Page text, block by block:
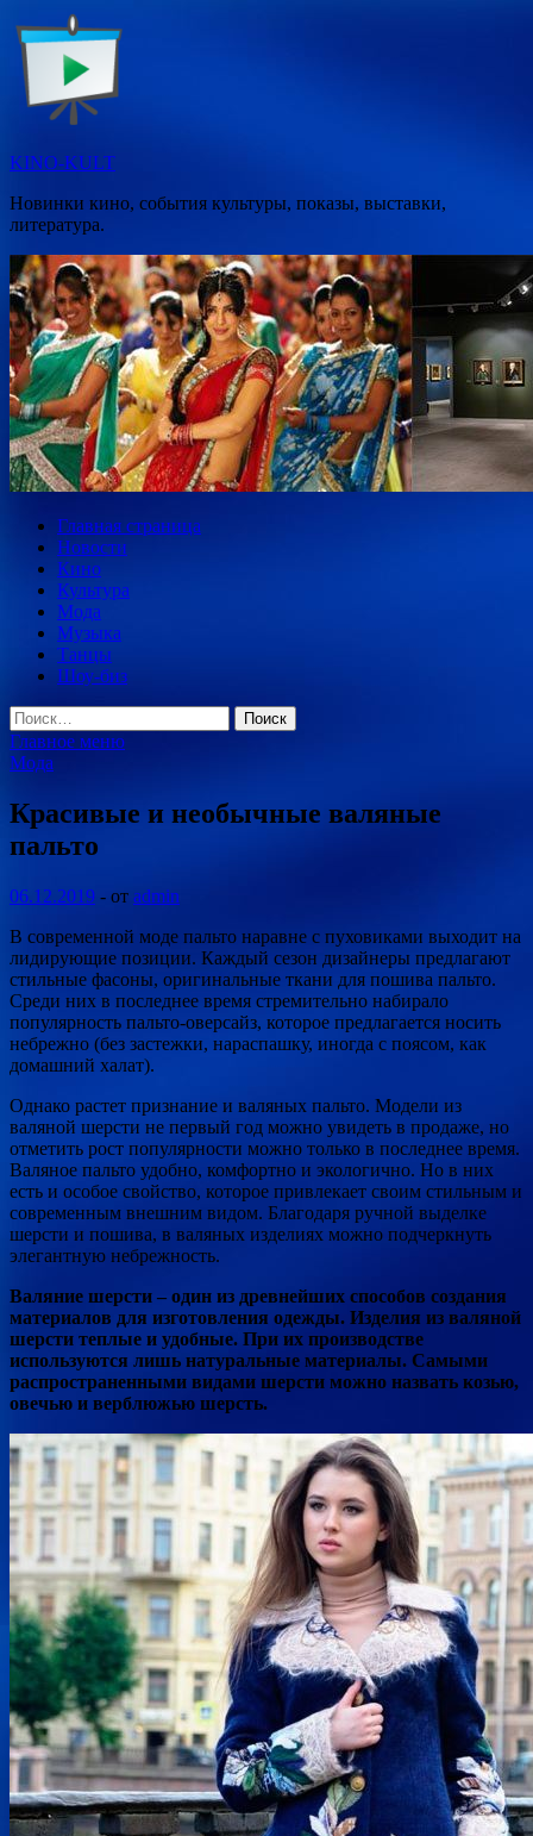
Перейти
к
содержимому
KINO-KULT
Новинки кино, события культуры, показы, выставки,
литература.
Главная страница
Новости
Кино
Культура
Мода
Музыка
Танцы
Шоу-биз
Найти:
Главное меню
Мода
Красивые и необычные валяные
пальто
06.12.2019 - от admin
В современной моде пальто наравне с пуховиками выходит на
лидирующие позиции. Каждый сезон дизайнеры предлагают
стильные фасоны, оригинальные ткани для пошива пальто.
Среди них в последнее время стремительно набирало
популярность пальто-оверсайз, которое предлагается носить
небрежно (без застежки, нараспашку, иногда с поясом, как
домашний халат).
Однако растет признание и валяных пальто. Модели из
валяной шерсти не первый год можно увидеть в продаже, но
отметить рост популярности можно только в последнее время.
Валяное пальто удобно, комфортно и экологично. Но в них
есть и особое свойство, которое привлекает своим стильным и
современным внешним видом. Благодаря ручной выделке
шерсти и пошива, в валяных изделиях можно подчеркнуть
элегантную небрежность.
Валяние шерсти – один из древнейших способов создания
материалов для изготовления одежды. Изделия из валяной
шерсти теплые и удобные. При их производстве
используются лишь натуральные материалы. Самыми
распространенными видами шерсти можно назвать козью,
овечью и верблюжью шерсть.